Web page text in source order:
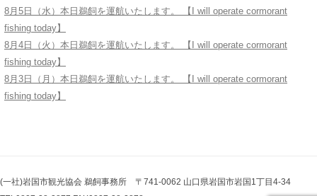
8月5日（水）本日鵜飼を運航いたします。 【I will operate cormorant
fishing today】
8月4日（火）本日鵜飼を運航いたします。 【I will operate cormorant
fishing today】
8月3日（月）本日鵜飼を運航いたします。 【I will operate cormorant
fishing today】
(一社)岩国市観光協会 鵜飼事務所 〒741-0062 山口県岩国市岩国1丁目4-34